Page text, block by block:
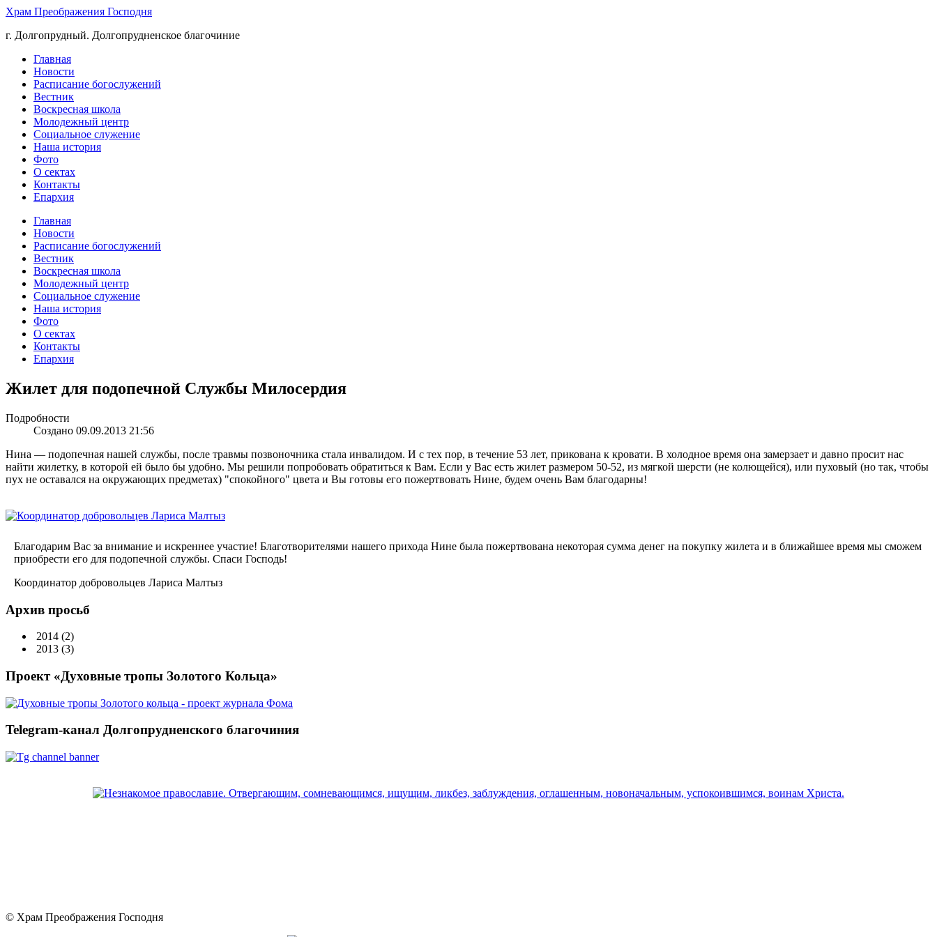
Храм Преображения Господня
г. Долгопрудный. Долгопрудненское благочиние
Главная
Новости
Расписание богослужений
Вестник
Воскресная школа
Молодежный центр
Социальное служение
Наша история
Фото
О сектах
Контакты
Епархия
Главная
Новости
Расписание богослужений
Вестник
Воскресная школа
Молодежный центр
Социальное служение
Наша история
Фото
О сектах
Контакты
Епархия
Жилет для подопечной Службы Милосердия
Подробности
Создано 09.09.2013 21:56
Нина — подопечная нашей службы, после травмы позвоночника стала инвалидом. И с тех пор, в течение 53 лет, прикована к кровати. В холодное время она замерзает и давно просит нас
найти жилетку, в которой ей было бы удобно. Мы решили попробовать обратиться к Вам. Если у Вас есть жилет размером 50-52, из мягкой шерсти (не колющейся), или пуховый (но так, чтобы
пух не оставался на окружающих предметах) "спокойного" цвета и Вы готовы его пожертвовать Нине, будем очень Вам благодарны!
Благодарим Вас за внимание и искреннее участие! Благотворителями нашего прихода Нине была пожертвована некоторая сумма денег на покупку жилета и в ближайшее время мы сможем
приобрести его для подопечной службы. Спаси Господь!
Координатор добровольцев Лариса Малтыз
Архив просьб
2014 (2)
2013 (3)
Проект «Духовные тропы Золотого Кольца»
Telegram-канал Долгопрудненского благочиния
© Храм Преображения Господня